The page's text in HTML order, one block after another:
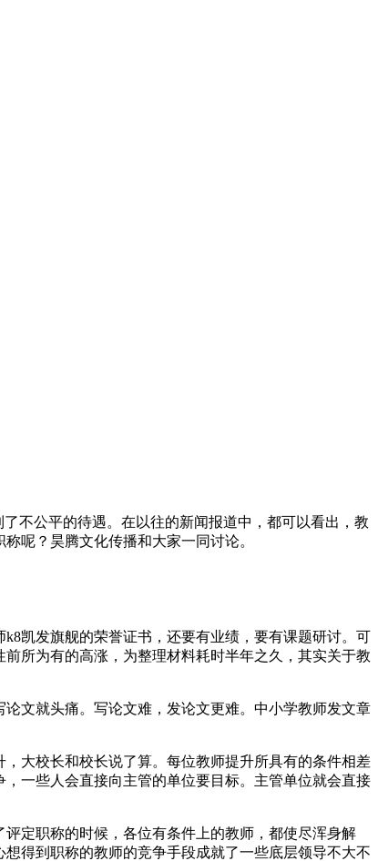
不公平的待遇。在以往的新闻报道中，都可以看出，教
呢？昊腾文化传播和大家一同讨论。
凯发旗舰的荣誉证书，还要有业绩，要有课题研讨。可
所为有的高涨，为整理材料耗时半年之久，其实关于教
文就头痛。写论文难，发论文更难。中小学教师发文章
大校长和校长说了算。每位教师提升所具有的条件相差
一些人会直接向主管的单位要目标。主管单位就会直接
定职称的时候，各位有条件上的教师，都使尽浑身解
得到职称的教师的竞争手段成就了一些底层领导不大不